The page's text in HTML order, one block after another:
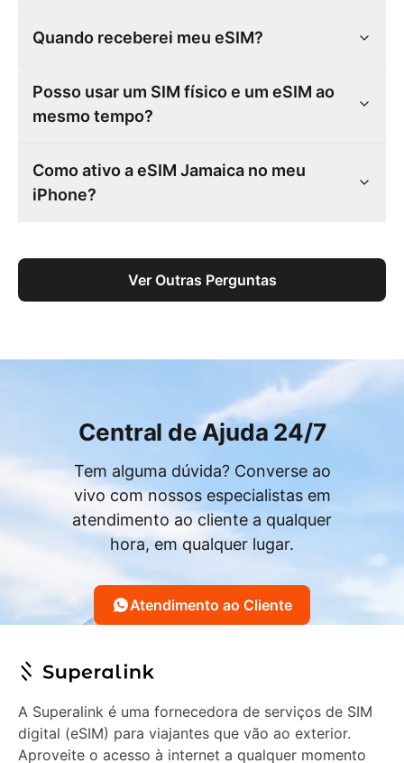
Quando receberei meu eSIM?
Posso usar um SIM físico e um eSIM ao
mesmo tempo?
Como ativo a eSIM Jamaica no meu
iPhone?
Ver Outras Perguntas
Central de Ajuda 24/7
Tem alguma dúvida? Converse ao
vivo com nossos especialistas em
atendimento ao cliente a qualquer
hora, em qualquer lugar.
Atendimento ao Cliente
A Superalink é uma fornecedora de serviços de SIM
digital (eSIM) para viajantes que vão ao exterior.
Aproveite o acesso à internet a qualquer momento